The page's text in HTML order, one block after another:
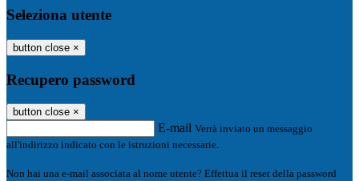
Seleziona utente
button close ×
Recupero password
button close ×
E-mail Verrà inviato un messaggio
all'indirizzo indicato con le istruzioni necessarie.
Non hai una e-mail associata al nome utente? Effettua il reset della password